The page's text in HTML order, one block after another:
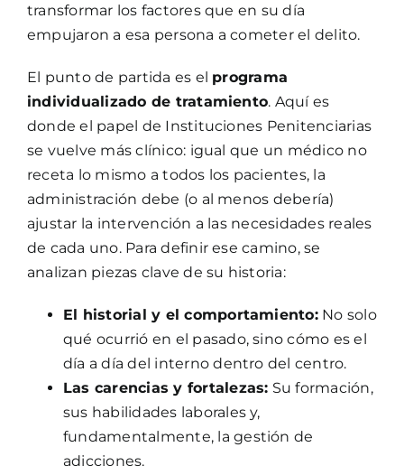
transformar los factores que en su día
empujaron a esa persona a cometer el delito.
El punto de partida es el programa
individualizado de tratamiento. Aquí es
donde el papel de Instituciones Penitenciarias
se vuelve más clínico: igual que un médico no
receta lo mismo a todos los pacientes, la
administración debe (o al menos debería)
ajustar la intervención a las necesidades reales
de cada uno. Para definir ese camino, se
analizan piezas clave de su historia:
El historial y el comportamiento:No solo
qué ocurrió en el pasado, sino cómo es el
día a día del interno dentro del centro.
Las carencias y fortalezas: Su formación,
sus habilidades laborales y,
fundamentalmente, la gestión de
adicciones.